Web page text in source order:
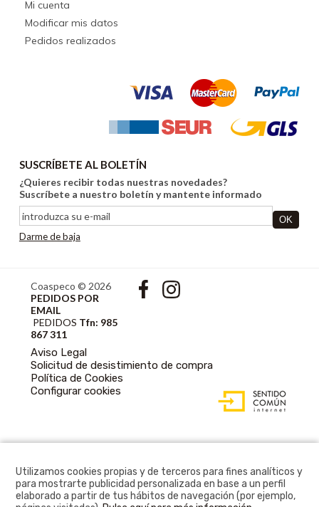
Mi cuenta
Modificar mis datos
Pedidos realizados
SUSCRÍBETE AL BOLETÍN
¿Quieres recibir todas nuestras novedades?
Suscríbete a nuestro boletín y mantente informado
Darme de baja
Coaspeco © 2026
PEDIDOS POR
EMAIL
PEDIDOS Tfn: 985
867 311
Aviso Legal
Solicitud de desistimiento de compra
Política de Cookies
Configurar cookies
ACCESIBLE CON
GESTOR DE
CONTENIDOS
Utilizamos cookies propias y de terceros para fines analíticos y
para mostrarte publicidad personalizada en base a un perfil
elaborado a partir de tus hábitos de navegación (por ejemplo,